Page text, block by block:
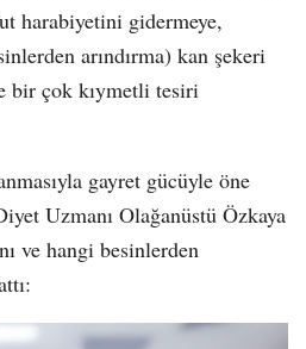
harabiyetini gidermeye,
arındırma) kan şekeri
bir çok kıymetli tesiri
gayret gücüyle öne
Uzmanı Olağanüstü Özkaya
ve hangi besinlerden